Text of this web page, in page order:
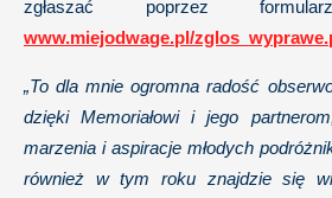
zgłaszać poprzez
www.miejodwage.pl/
„To dla mnie ogromna radość
dzięki Memoriałowi i jego
marzenia i aspiracje młodych
również w tym roku znajdzie się